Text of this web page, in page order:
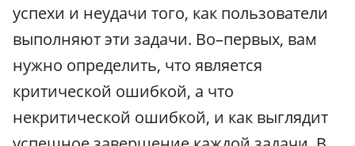
успехи и неудачи того, как пользователи
выполняют эти задачи. Во–первых, вам
нужно определить, что является
критической ошибкой, а что
некритической ошибкой, и как выглядит